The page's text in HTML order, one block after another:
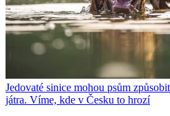
Jedovaté sinice mohou psům
játra. Víme, kde v Česku to hrozí